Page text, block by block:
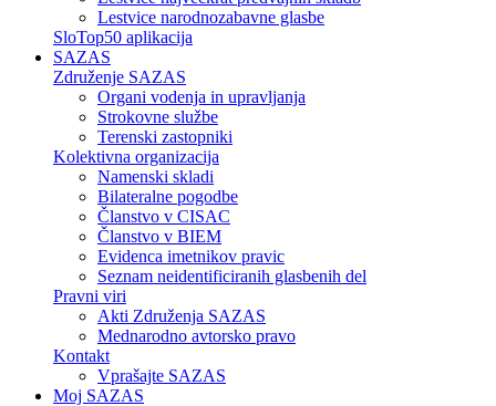
Lestvice narodnozabavne glasbe
SloTop50 aplikacija
SAZAS
Združenje SAZAS
Organi vodenja in upravljanja
Strokovne službe
Terenski zastopniki
Kolektivna organizacija
Namenski skladi
Bilateralne pogodbe
Članstvo v CISAC
Članstvo v BIEM
Evidenca imetnikov pravic
Seznam neidentificiranih glasbenih del
Pravni viri
Akti Združenja SAZAS
Mednarodno avtorsko pravo
Kontakt
Vprašajte SAZAS
Moj SAZAS